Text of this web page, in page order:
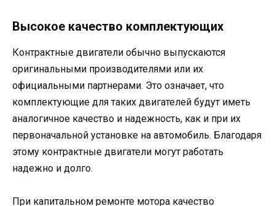
Высокое качество комплектующих
Контрактные двигатели обычно выпускаются
оригинальными производителями или их
официальными партнерами. Это означает, что
комплектующие для таких двигателей будут иметь
аналогичное качество и надежность, как и при их
первоначальной установке на автомобиль. Благодаря
этому контрактные двигатели могут работать
надежно и долго.
При капитальном ремонте мотора качество